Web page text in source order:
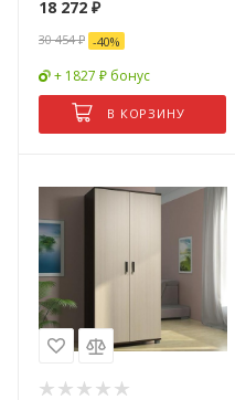
Глянец
18 272 ₽
30 454₽ -40%
+ 1827 ₽ бонус
В КОРЗИНУ